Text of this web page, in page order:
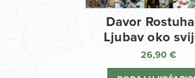
Davor
Ljubav oko
26,90 €